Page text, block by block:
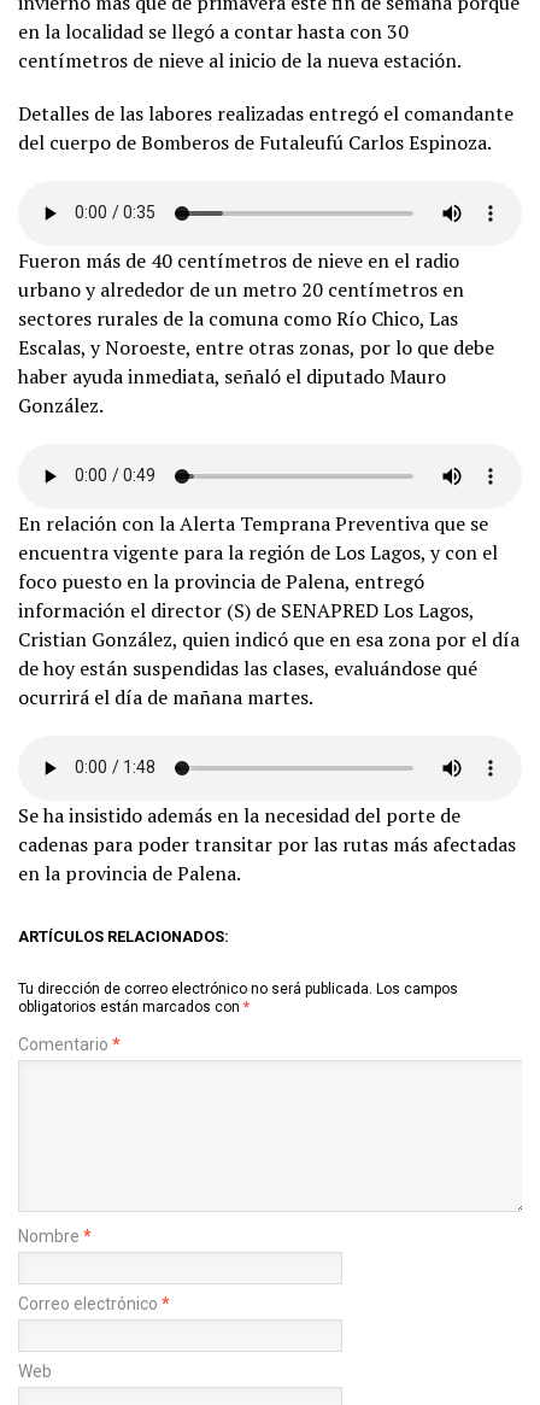
en la localidad se llegó a contar hasta con 30
centímetros de nieve al inicio de la nueva estación.
Detalles de las labores realizadas entregó el comandante
del cuerpo de Bomberos de Futaleufú Carlos Espinoza.
Fueron más de 40 centímetros de nieve en el radio
urbano y alrededor de un metro 20 centímetros en
sectores rurales de la comuna como Río Chico, Las
Escalas, y Noroeste, entre otras zonas, por lo que debe
haber ayuda inmediata, señaló el diputado Mauro
González.
En relación con la Alerta Temprana Preventiva que se
encuentra vigente para la región de Los Lagos, y con el
foco puesto en la provincia de Palena, entregó
información el director (S) de SENAPRED Los Lagos,
Cristian González, quien indicó que en esa zona por el día
de hoy están suspendidas las clases, evaluándose qué
ocurrirá el día de mañana martes.
Se ha insistido además en la necesidad del porte de
cadenas para poder transitar por las rutas más afectadas
en la provincia de Palena.
ARTÍCULOS RELACIONADOS:
Tu dirección de correo electrónico no será publicada. Los campos
obligatorios están marcados con *
Comentario *
Nombre *
Correo electrónico *
Web